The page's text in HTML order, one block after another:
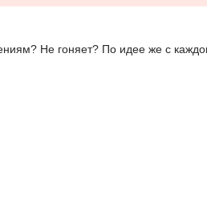
Не гоняет? По идее же с